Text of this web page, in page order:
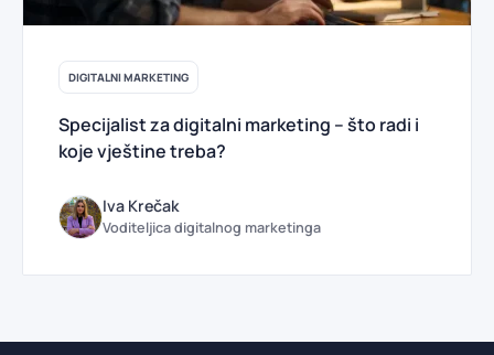
DIGITALNI MARKETING
Specijalist za digitalni marketing – što radi i
koje vještine treba?
Iva Krečak
Voditeljica digitalnog marketinga